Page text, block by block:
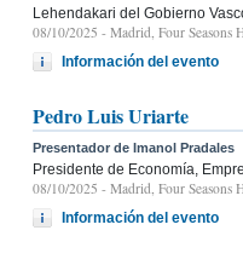
Lehendakari del Gobierno
08/10/2025 - Madrid, Four Seasons
Información del evento
Pedro Luis Uriarte
Presentador de Imanol Pradales
Presidente de Economía,
08/10/2025 - Madrid, Four Seasons
Información del evento